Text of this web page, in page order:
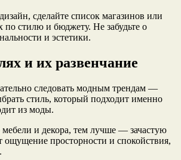
сделайте список магазинов или
стилю и бюджету. Не забудьте о
и эстетики.
и их развенчание
следовать модным трендам —
стиль, который подходит именно
из моды.
и декора, тем лучше — зачастую
ощущение просторности и спокойствия,